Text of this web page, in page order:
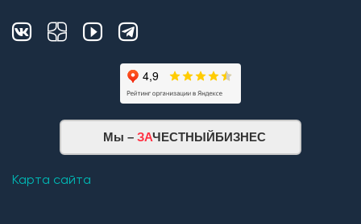
Мы – ЗАЧЕСТНЫЙБИЗНЕС
Карта сайта